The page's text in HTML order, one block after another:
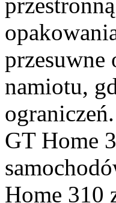
przesuwne
namiotu,
ograniczeń.
GT Home
Home 310